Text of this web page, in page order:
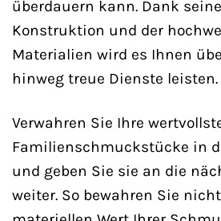
überdauern kann. Dank
Konstruktion und der
Materialien wird es Ihnen
hinweg treue Dienste leisten.
Verwahren Sie Ihre
Familienschmuckstücke in
und geben Sie sie an die
weiter. So bewahren Sie